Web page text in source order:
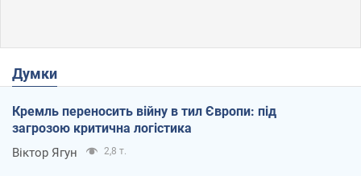
Думки
Кремль переносить війну в тил Європи: під
загрозою критична логістика
Віктор Ягун 2,8 т.